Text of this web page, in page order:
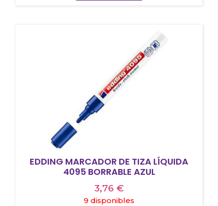
EDDING MARCADOR DE TIZA LÍQUIDA
4095 BORRABLE AZUL
3,76 €
9 disponibles